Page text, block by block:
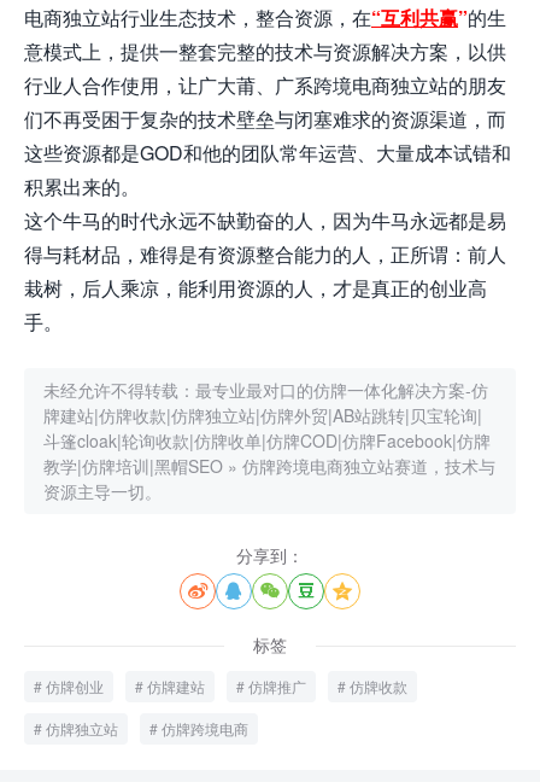
电商独立站行业生态技术，整合资源，在“互利共赢”的生
意模式上，提供一整套完整的技术与资源解决方案，以供
行业人合作使用，让广大莆、广系跨境电商独立站的朋友
们不再受困于复杂的技术壁垒与闭塞难求的资源渠道，而
这些资源都是GOD和他的团队常年运营、大量成本试错和
积累出来的。
这个牛马的时代永远不缺勤奋的人，因为牛马永远都是易
得与耗材品，难得是有资源整合能力的人，正所谓：前人
栽树，后人乘凉，能利用资源的人，才是真正的创业高
手。
未经允许不得转载： 最专业最对口的仿牌一体化解决方案-仿
牌建站|仿牌收款|仿牌独立站|仿牌外贸|AB站跳转|贝宝轮询|
斗篷cloak|轮询收款|仿牌收单|仿牌COD|仿牌Facebook|仿牌
教学|仿牌培训|黑帽SEO » 仿牌跨境电商独立站赛道，技术与
资源主导一切。
分享到：
    
标签
仿牌创业 仿牌建站 仿牌推广 仿牌收款
仿牌独立站 仿牌跨境电商